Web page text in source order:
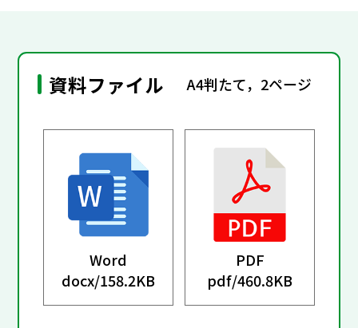
資料ファイル A4判たて，2ページ
Word
docx/158.2KB
PDF
pdf/460.8KB